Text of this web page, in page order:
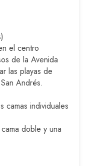
el centro
de la Avenida
las playas de
Andrés.
camas individuales
doble y una